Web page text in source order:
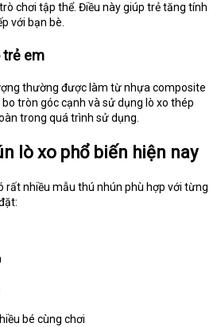
chơi tập thể. Điều này giúp trẻ tăng tính
với bạn bè.
trẻ em
thường được làm từ nhựa composite
bo tròn góc cạnh và sử dụng lò xo thép
trong quá trình sử dụng.
lò xo phổ biến hiện nay
rất nhiều mẫu thú nhún phù hợp với từng
bé cùng chơi